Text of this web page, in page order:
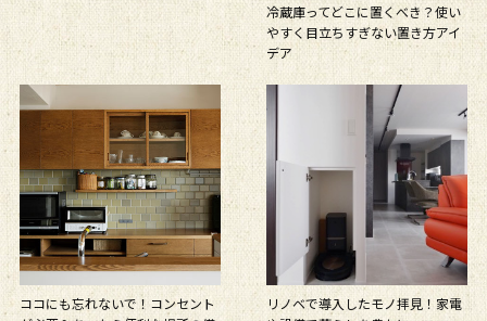
冷蔵庫ってどこに置くべき？使い
やすく目立ちすぎない置き方アイ
デア
ココにも忘れないで！コンセント
リノベで導入したモノ拝見！家電